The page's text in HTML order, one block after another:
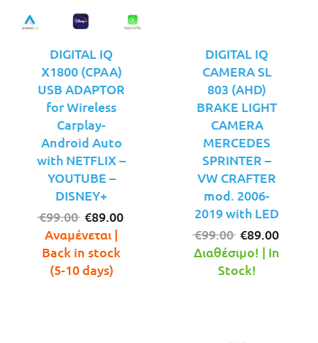
DIGITAL IQ
X1800 (CPAA)
USB ADAPTOR
for Wireless
Carplay-
Android Auto
with NETFLIX –
YOUTUBE –
DISNEY+
€99.00 Original
price
was:
€99.00.
€89.00
Αναμένεται |
Back in stock
(5-10 days)
DIGITAL IQ
CAMERA SL
803 (AHD)
BRAKE LIGHT
CAMERA
MERCEDES
SPRINTER –
VW CRAFTER
mod. 2006-
2019 with LED
€99.00 Original
price
was:
€89.00
Διαθέσιμο! | In
Stock!